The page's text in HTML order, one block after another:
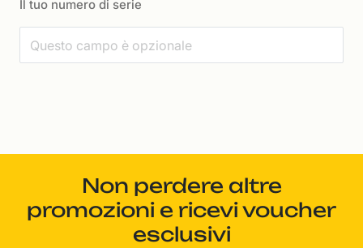
Il tuo numero di serie
Non perdere altre
promozioni e ricevi voucher
esclusivi